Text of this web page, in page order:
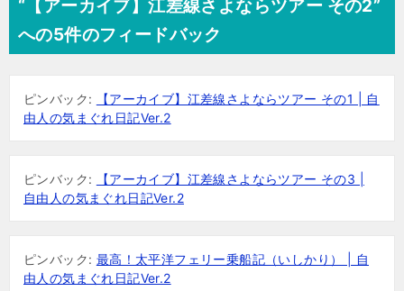
“【アーカイブ】江差線さよならツアー その2”
への5件のフィードバック
ピンバック:
【アーカイブ】江差線さよならツアー その1 | 自
由人の気まぐれ日記Ver.2
ピンバック:
【アーカイブ】江差線さよならツアー その3 |
自由人の気まぐれ日記Ver.2
ピンバック: 最高！太平洋フェリー乗船記（いしかり） | 自
由人の気まぐれ日記Ver.2